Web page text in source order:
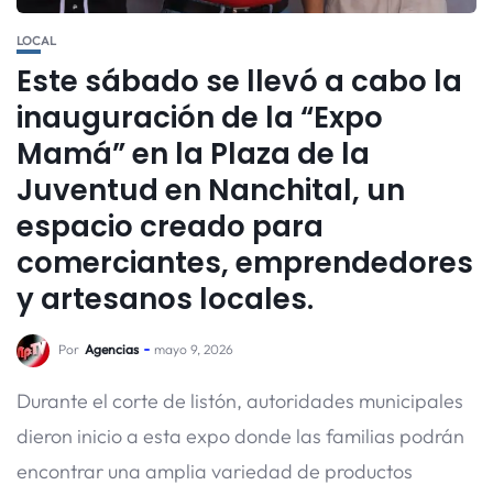
LOCAL
Este sábado se llevó a cabo la
inauguración de la “Expo
Mamá” en la Plaza de la
Juventud en Nanchital, un
espacio creado para
comerciantes, emprendedores
y artesanos locales.
Por Agencias mayo 9, 2026
Durante el corte de listón, autoridades municipales
dieron inicio a esta expo donde las familias podrán
encontrar una amplia variedad de productos